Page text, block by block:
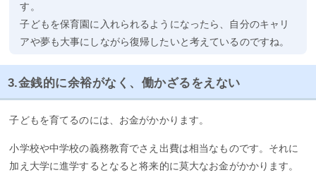
す。
子どもを保育園に入れられるようになったら、自分のキャリ
アや夢も大事にしながら復帰したいと考えているのですね。
3.金銭的に余裕がなく、働かざるをえない
子どもを育てるのには、お金がかかります。
小学校や中学校の義務教育でさえ出費は相当なものです。それに
加え大学に進学するとなると将来的に莫大なお金がかかります。